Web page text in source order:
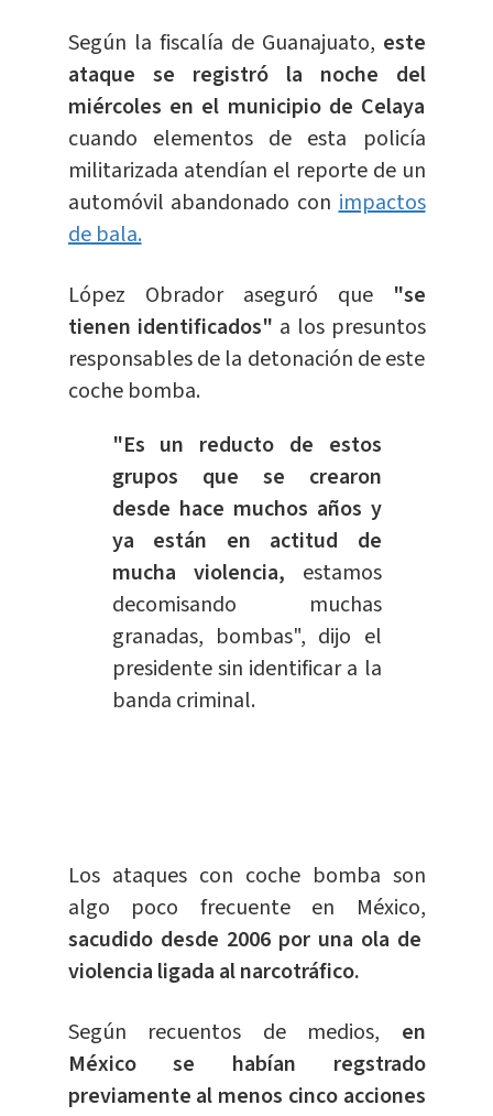
Según la fiscalía de Guanajuato, este
ataque se registró la noche del
miércoles en el municipio de Celaya
cuando elementos de esta policía
militarizada atendían el reporte de un
automóvil abandonado conimpactos
de bala.
López Obrador aseguró que "se
tienen identificados" a los presuntos
responsables de la detonación de este
coche bomba.
"Es un reducto de estos
grupos que se crearon
desde hace muchos años y
ya están en actitud de
mucha violencia, estamos
decomisando muchas
granadas, bombas", dijo el
presidente sin identificar a la
banda criminal.
Los ataques con coche bomba son
algo poco frecuente en México,
sacudido desde 2006 por una ola de
violencia ligada al narcotráfico.
Según recuentos de medios, en
México se habían regstrado
previamente al menos cinco acciones